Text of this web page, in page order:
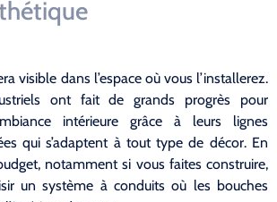
visible dans l’espace où vous l’installerez.
ont fait de grands progrès pour
intérieure grâce à leurs lignes
qui s’adaptent à tout type de décor. En
notamment si vous faites construire,
un système à conduits où les bouches